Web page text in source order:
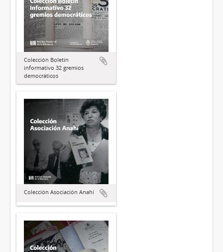
Colección Boletín
informativo 32 gremios
democráticos
Colección Asociación Anahí